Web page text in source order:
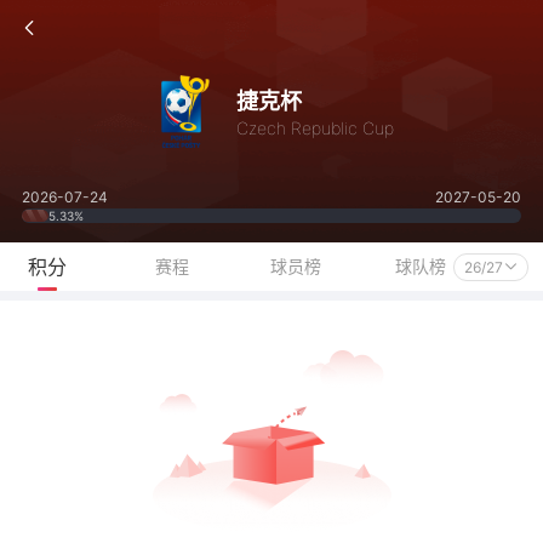
捷克杯
Czech Republic Cup
2026-07-24 2027-05-20
5.33%
积分 赛程 球员榜 球队榜 26/27